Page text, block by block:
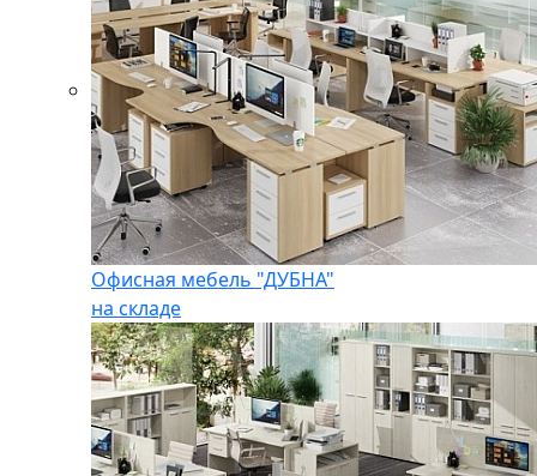
Офисная мебель "ДУБНА"
на складе